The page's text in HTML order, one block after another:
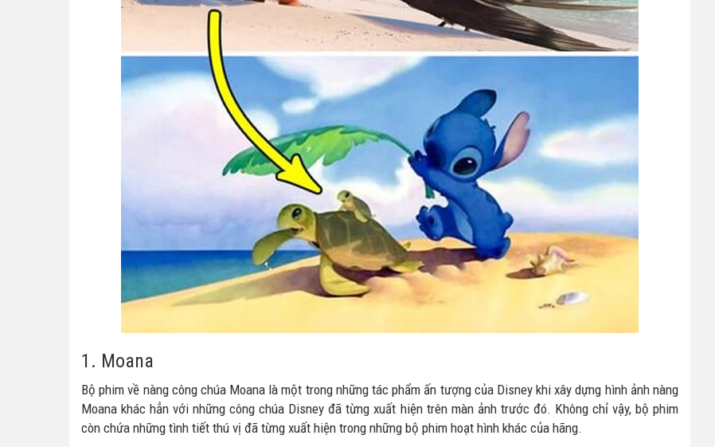
1. Moana
Bộ phim về nàng công chúa Moana là một trong những tác phẩm ấn tượng của Disney khi xây dựng hình ảnh nàng
Moana khác hẳn với những công chúa Disney đã từng xuất hiện trên màn ảnh trước đó. Không chỉ vậy, bộ phim
còn chứa những tình tiết thú vị đã từng xuất hiện trong những bộ phim hoạt hình khác của hãng.